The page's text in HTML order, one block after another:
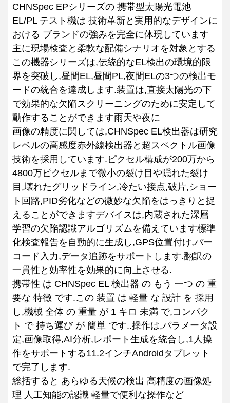
CHNSpec EPシリーズの 携帯型太陽光電池
EL/PL テスト機は 技術革新と実用的なデザインに
おける ブランドの強みを完全に体現しています
主に現場検査と柔軟な配備シナリオを対象とする
この機器シリーズは,伝統的なEL検出の環境的限
界を突破し,昼間EL,昼間PL,夜間ELの3つの検出モ
ードの統合を達成します.装置は,直接太陽光の下
で効果的な欠陥スクリーニングのために安定して
動作することができます雨天や夜に
画像の精度に関しては,CHNSpec EL検出器は研究
レベルの高感度赤外線検出器と超スペクトル画像
技術を採用しています.ピクセル構成が200万から
4800万ピクセルまで微小の裂け目や隠れた裂け
目,壊れたグリッドライン,冷たい接点,破片,ショー
ト回路,PID劣化などの微妙な欠陥をはっきりと捉
えることができますデバイスは,内蔵された深層
学習の欠陥認識アルゴリズムを備えています標準
化検査報告を自動的に生成し,GPS位置付け,バー
コード入力,データ追跡をサポートします.翻訳の
一貫性と効率性を効果的に向上させる.
携帯性 は CHNSpec EL 検出器 の もう 一つ の 重
要な 特徴 です.この 装置 は 軽量 な 設計 を 採用
し,機械 全体 の 重量 が 1 キロ 未満 で,コンパク
ト で 持ち運び が 簡単 です..操作は,パラメータ設
定,画像取得,AI分析,レポート生成を統合し,1人操
作をサポートする11.2インチAndroidタブレット
で完了します.
総括すると あらゆる天候の検出 高精度の画像処
理 人工知能の認識 軽量で便利な操作など